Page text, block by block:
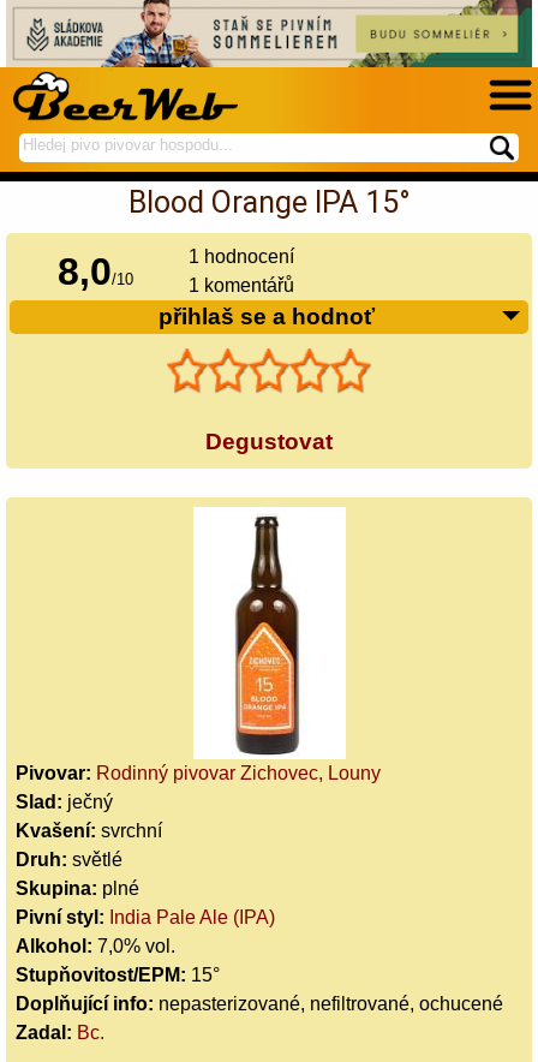
hledej
na
spustí
hledání
Blood Orange IPA 15°
8,0/10
1 hodnocení
1 komentářů
přihlaš se a hodnoť
Degustovat
Pivovar: Rodinný pivovar Zichovec, Louny
Slad: ječný
Kvašení: svrchní
Druh: světlé
Skupina: plné
Pivní styl: India Pale Ale (IPA)
Alkohol: 7,0% vol.
Stupňovitost/EPM: 15°
Doplňující info: nepasterizované, nefiltrované, ochucené
Zadal: Bc.